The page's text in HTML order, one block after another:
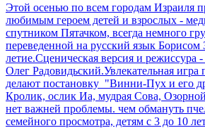
Этой осенью по всем городам Израиля
любимым героем детей и взрослых -
спутником Пятачком, всегда немного
переведенной на русский язык
летие.Сценическая версия и
Олег Радовидьский.Увлекательная
делают постановку "Винни-Пух и его
Кролик, ослик Иа, мудрая Сова,
нет важней проблемы. чем обмануть
семейного просмотра, детям с 3 до 10